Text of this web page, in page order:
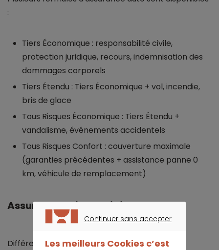
:
Tiers Économique : responsabilité civile,
protection juridique, recours, indemnisation des
dommages corporels
Tiers Étendu : Tiers Économique + vol, incendie,
bris de glace
Tous Risques Économique : Tiers Étendu +
vandalisme, événements accidentels
Tous Risques Confort : couverture maximale
(garanties précédentes + assistance panne 0
km, véhicule de remplacement)
Assurances vie quotidienne MAIF
Différents contrats peuvent être souscrits :
Continuer sans accepter
Les meilleurs Cookies c’est